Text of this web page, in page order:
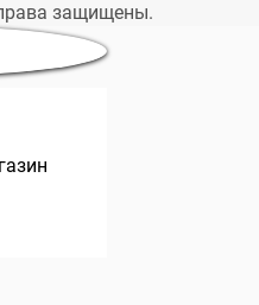
защищены.